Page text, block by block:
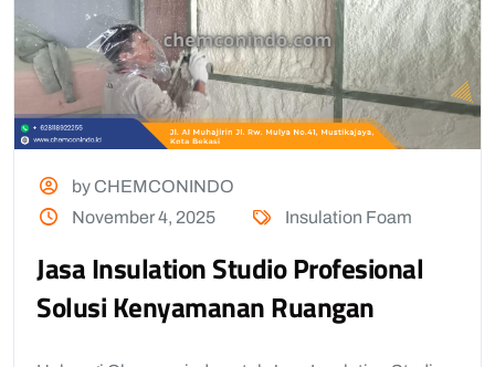
by CHEMCONINDO
November 4, 2025
Insulation Foam
Jasa Insulation Studio Profesional
Solusi Kenyamanan Ruangan